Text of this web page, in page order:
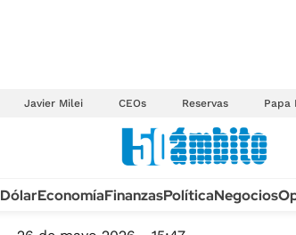
Javier Milei CEOs Reservas Papa
TECNOLOGÍA
MÉXICO
DólarEconomíaFinanzasPolíticaNegocios